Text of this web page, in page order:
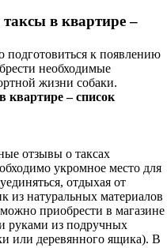
в квартире –
подготовиться к появлению
необходимые
жизни собаки.
– список
отзывы о таксах
укромное место для
отдыхая от
из натуральных материалов
приобрести в магазине
руками из подручных
или деревянного ящика). В